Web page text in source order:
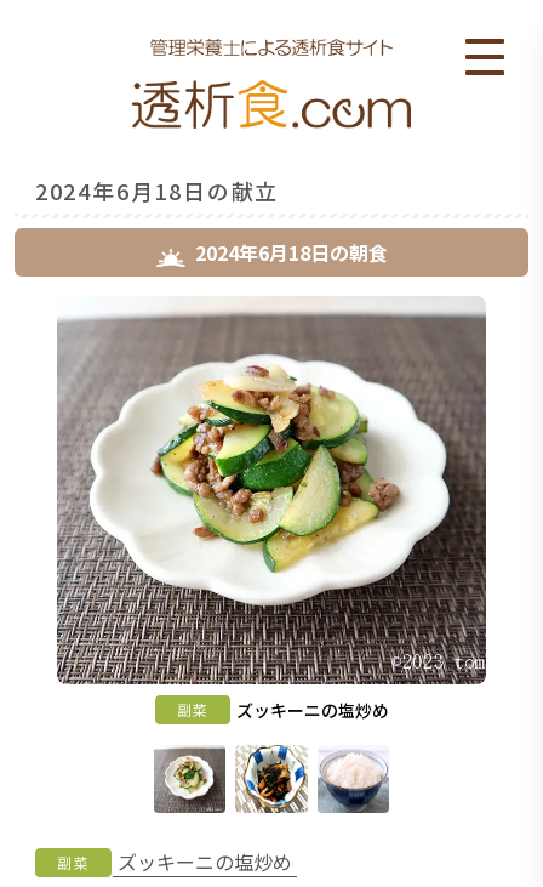
2024年6月18日の献立
2024年6月18日の朝食
副菜 ズッキーニの塩炒め
副菜 ズッキーニの塩炒め